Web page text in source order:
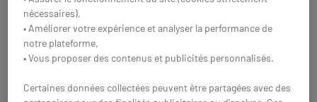
traitement d’image avancé et
une gestion centralisée.
11999,95 €
Réf: SOZRCT300
Acheter Acheter
nécessaires),
• Améliorer votre expérience et analyser la performance de
notre plateforme,
• Vous proposer des contenus et publicités personnalisés.
Certaines données collectées peuvent être partagées avec des